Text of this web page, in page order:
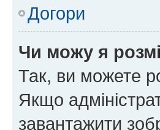
Догори
Чи можу я
Так, ви можете
Якщо
завантажити